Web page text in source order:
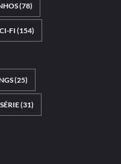
(78)
FI (154)
(25)
SÉRIE(31)